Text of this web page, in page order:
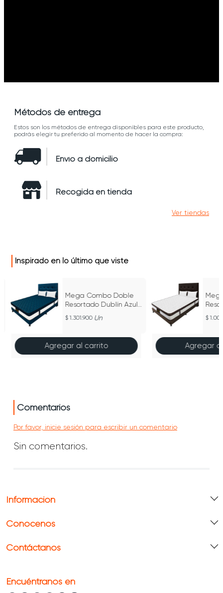
Métodos de entrega
Estos son los métodos de entrega disponibles para este producto,
podrás elegir tu preferido al momento de hacer la compra:
Envío a domicilio
Recogida en tienda
Ver tiendas
Inspirado en lo último que viste
Mega Combo Doble
Resortado Dublín Azul
140 cm x 190 cm
1.301.900 Un
Agregar al carrito
140
Agregar
Comentarios
Por favor, inicie sesión para escribir un comentario
Sin comentarios.
Información
Conócenos
Contáctanos
Encuéntranos en